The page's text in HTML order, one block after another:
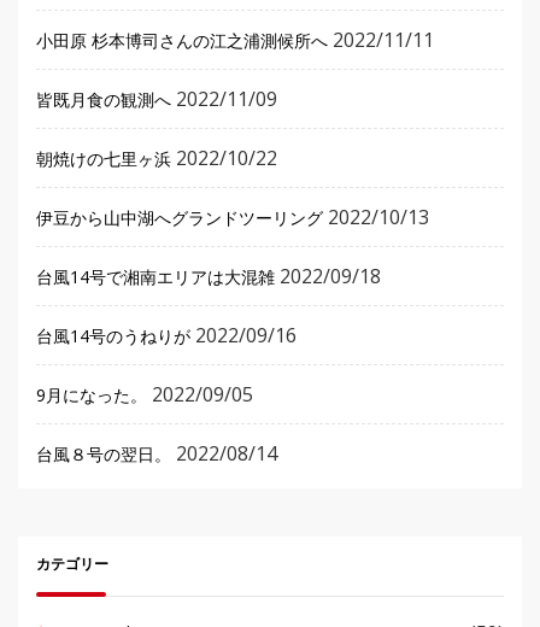
小田原 杉本博司さんの江之浦測候所へ 2022/11/11
皆既月食の観測へ 2022/11/09
朝焼けの七里ヶ浜 2022/10/22
伊豆から山中湖へグランドツーリング 2022/10/13
台風14号で湘南エリアは大混雑 2022/09/18
台風14号のうねりが 2022/09/16
9月になった。 2022/09/05
台風８号の翌日。 2022/08/14
カテゴリー